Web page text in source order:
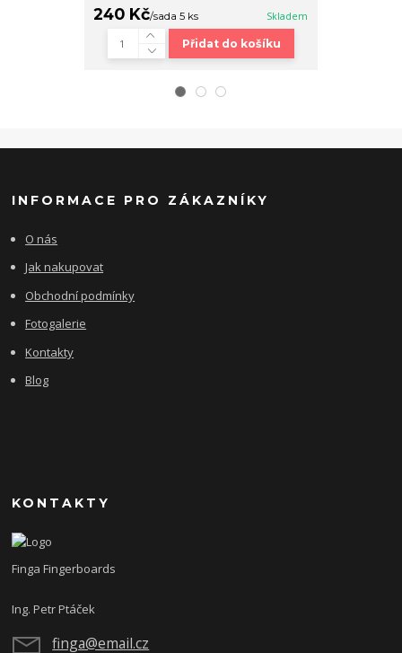
240 Kč/sada 5 ks Skladem
Přidat do košíku
INFORMACE PRO ZÁKAZNÍKY
O nás
Jak nakupovat
Obchodní podmínky
Fotogalerie
Kontakty
Blog
KONTAKTY
Finga Fingerboards
Ing. Petr Ptáček
finga@email.cz